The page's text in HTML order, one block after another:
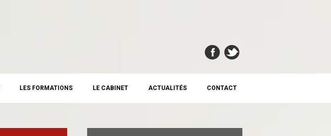
LES FORMATIONS LE CABINET ACTUALITÉS CONTACT